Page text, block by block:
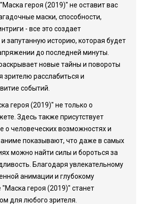
героя (2019)" не оставит вас
маски, способности,
- все это создает
запутанную историю, которая будет
до последней минуты.
новые тайны и повороты
зрителю расслабиться и
событий.
героя (2019)" не только о
Здесь также присутствует
о человеческих возможностях и
аниме показывают, что даже в самых
можно найти силы и бороться за
Благодаря увлекательному
анимации и глубокому
героя (2019)" станет
для любого зрителя.